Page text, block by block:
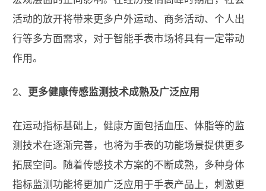
活动的放开将带来更多户外运动、商务活动、个人出
行等多方面需求，对于智能手表市场将具有一定带动
作用。
2、 更多健康传感监测技术成熟及广泛应用
在运动指标基础上，健康方面包括血压、体脂等的监
测技术在逐渐完善，也将为手表的功能场景提供更多
拓展空间。随着传感技术方案的不断成熟，多种身体
指标监测功能将更加广泛应用于手表产品上，刺激更